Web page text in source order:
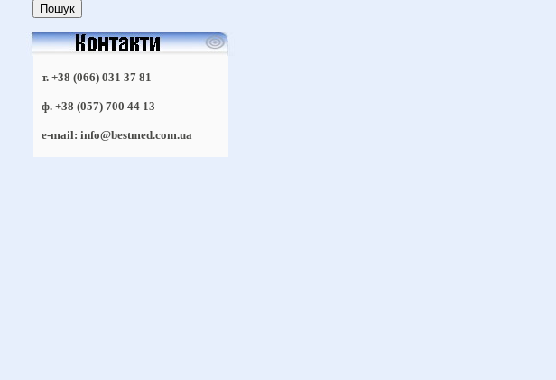
т. +38 (066) 031 37 81
ф. +38 (057) 700 44 13
e-mail: info@bestmed.com.ua